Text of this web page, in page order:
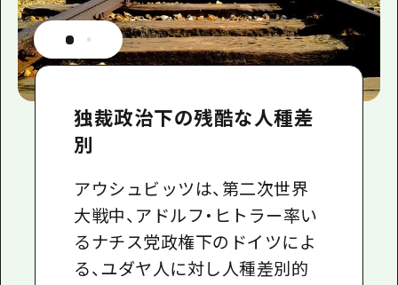
独裁政治下の残酷な人種差
別
アウシュビッツは、第二次世界
大戦中、アドルフ・ヒトラー率い
るナチス党政権下のドイツによ
る、ユダヤ人に対し人種差別的